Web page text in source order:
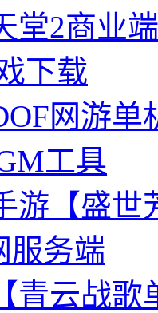
堂2商业
下载
网游单
工具
游【盛世
服务端
【青云战